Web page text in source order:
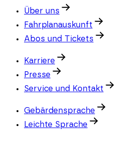
Über uns
Fahrplanauskunft
Abos und Tickets
Karriere
Presse
Service und Kontakt
Gebärdensprache
Leichte Sprache